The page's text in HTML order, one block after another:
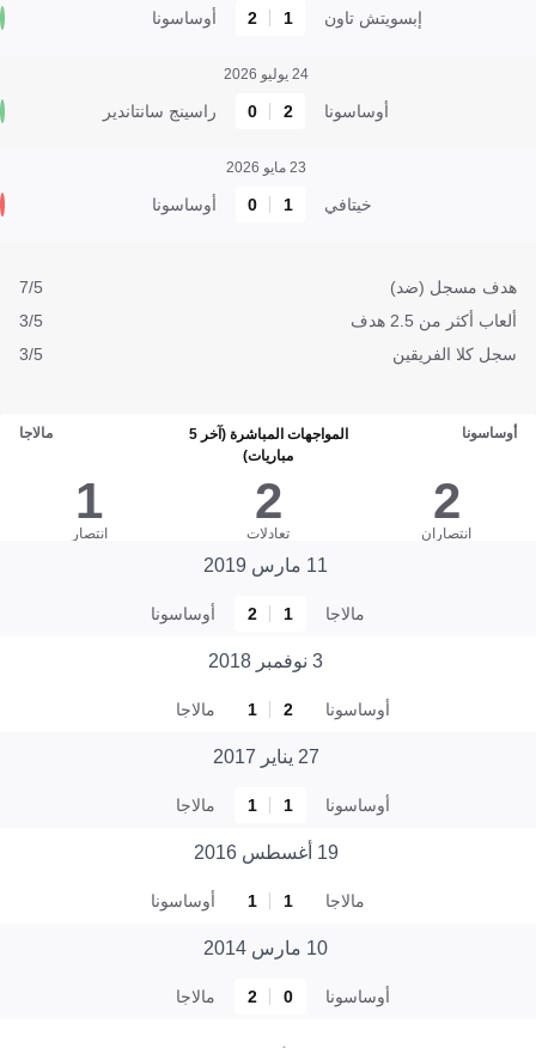
إبسويتش تاون 1
2 أوساسونا
24 يوليو 2026
أوساسونا 2
0 راسينج سانتاندير
23 مايو 2026
خيتافي 1
0 أوساسونا
هدف مسجل (ضد)
7/5
ألعاب أكثر من 2.5 هدف
3/5
سجل كلا الفريقين
3/5
أوساسونا
المواجهات المباشرة (آخر 5
مباريات)
مالاجا
2
انتصاران
2
تعادلات
1
انتصار
11 مارس 2019
مالاجا 1
2 أوساسونا
3 نوفمبر 2018
أوساسونا 2
1 مالاجا
27 يناير 2017
أوساسونا 1
1 مالاجا
19 أغسطس 2016
مالاجا 1
1 أوساسونا
10 مارس 2014
أوساسونا 0
2 مالاجا